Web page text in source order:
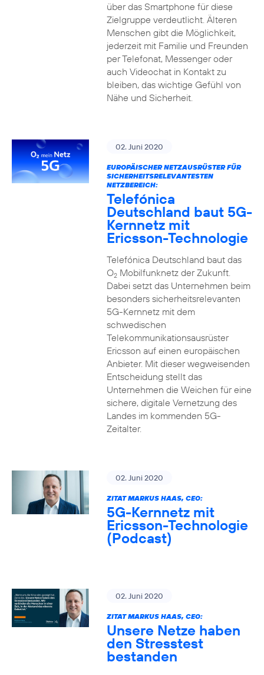
über das Smartphone für diese
Zielgruppe verdeutlicht. Älteren
Menschen gibt die Möglichkeit,
jederzeit mit Familie und Freunden
per Telefonat, Messenger oder
auch Videochat in Kontakt zu
bleiben, das wichtige Gefühl von
Nähe und Sicherheit.
02. Juni 2020
EUROPÄISCHER NETZAUSRÜSTER FÜR
SICHERHEITSRELEVANTESTEN
NETZBEREICH:
Telefónica
Deutschland baut 5G-
Kernnetz mit
Ericsson-Technologie
Telefónica Deutschland baut das
O2Mobilfunknetz der Zukunft.
Dabei setzt das Unternehmen beim
besonders sicherheitsrelevanten
5G-Kernnetz mit dem
schwedischen
Telekommunikationsausrüster
Ericsson auf einen europäischen
Anbieter. Mit dieser wegweisenden
Entscheidung stellt das
Unternehmen die Weichen für eine
sichere, digitale Vernetzung des
Landes im kommenden 5G-
Zeitalter.
02. Juni 2020
ZITAT MARKUS HAAS, CEO:
5G-Kernnetz mit
Ericsson-Technologie
(Podcast)
02. Juni 2020
ZITAT MARKUS HAAS, CEO:
Unsere Netze haben
den Stresstest
bestanden